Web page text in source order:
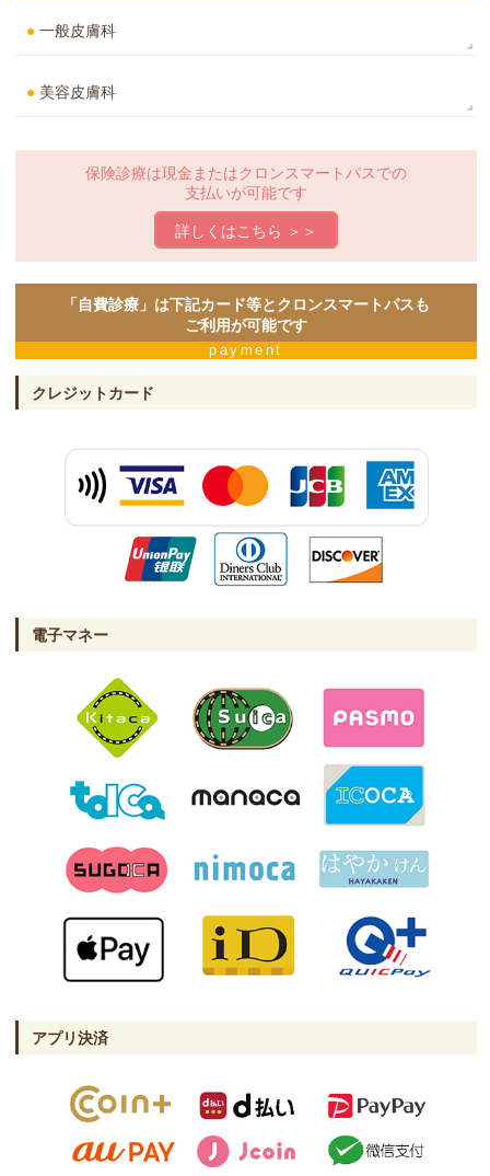
● 一般皮膚科
● 美容皮膚科
保険診療は現金またはクロンスマートパスでの
支払いが可能です
詳しくはこちら ＞＞
「自費診療」は下記カード等とクロンスマートパスも
ご利用が可能です
payment
クレジットカード
電子マネー
アプリ決済